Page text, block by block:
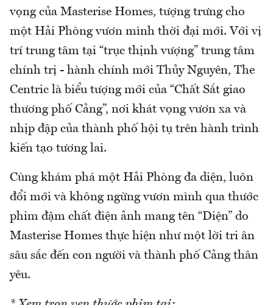
vọng của Masterise Homes, tượng trưng cho
một Hải Phòng vươn mình thời đại mới. Với vị
trí trung tâm tại “trục thịnh vượng” trung tâm
chính trị - hành chính mới Thủy Nguyên, The
Centric là biểu tượng mới của “Chất Sắt giao
thương phố Cảng”, nơi khát vọng vươn xa và
nhịp đập của thành phố hội tụ trên hành trình
kiến tạo tương lai.
Cùng khám phá một Hải Phòng đa diện, luôn
đổi mới và không ngừng vươn mình qua thước
phim đậm chất điện ảnh mang tên “Diện” do
Masterise Homes thực hiện như một lời tri ân
sâu sắc đến con người và thành phố Cảng thân
yêu.